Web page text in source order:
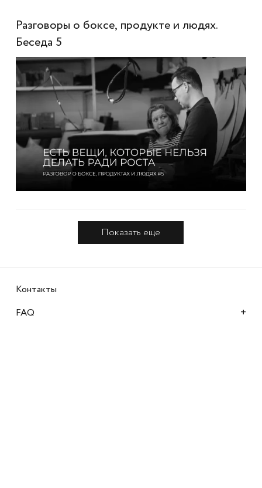
Разговоры о боксе, продукте и людях.
Беседа 5
Показать еще
Контакты
FAQ
+